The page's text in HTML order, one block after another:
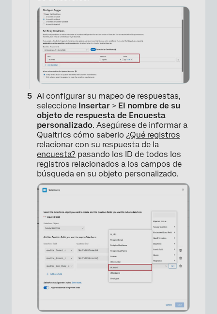
Al configurar su mapeo de respuestas,
seleccione Insertar > El nombre de su
objeto de respuesta de Encuesta
personalizado. Asegúrese de informar a
Qualtrics cómo saberlo ¿Qué registros
relacionar con su respuesta de la
encuesta? pasando los ID de todos los
registros relacionados a los campos de
búsqueda en su objeto personalizado.